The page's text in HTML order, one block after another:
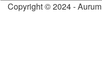
Copyright © 2024 - Aurum